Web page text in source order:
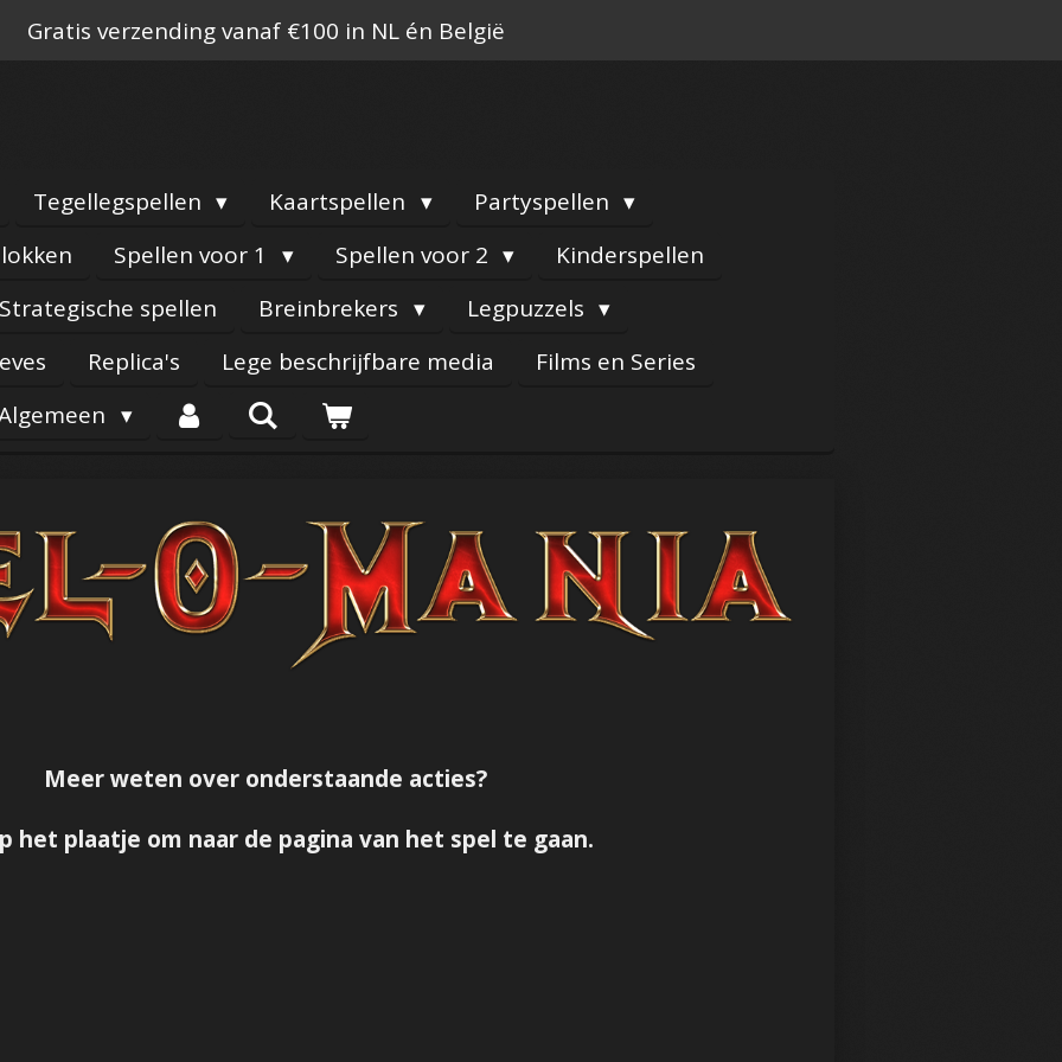
Gratis verzending vanaf €100 in NL én België
Tegellegspellen Kaartspellen
Partyspellen
Spellen voor 1 Spellen voor 2
Kinderspellen
Strategische spellen
Breinbrekers
Legpuzzels
Replica's Lege beschrijfbare media
Films en Series
Meer weten over onderstaande acties?
het plaatje om naar de pagina van het spel te gaan.